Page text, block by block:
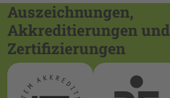
Auszeichnungen,
Akkreditierungen und
Zertifizierungen